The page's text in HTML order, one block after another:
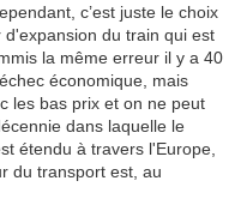
c’est juste le choix
du train qui est
la même erreur il y a 40
économique, mais
les bas prix et on ne peut
dans laquelle le
étendu à travers l'Europe,
du transport est, au